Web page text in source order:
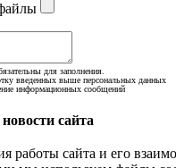
для заполнения.
введенных выше персональных данных
информационных сообщений
сайта
работы сайта и его